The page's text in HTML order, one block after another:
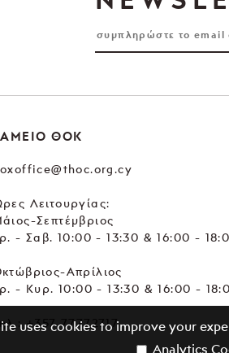
ΘΟΚ
Λειτουργίας:
Σεπτέμβριος
- Σαβ. 10:00 - 13:30 & 16:00 -
Απρίλιος
- Κυρ. 10:00 - 13:30 & 16:00 -
+357 77772717
uses cookies to improve your
Analytics